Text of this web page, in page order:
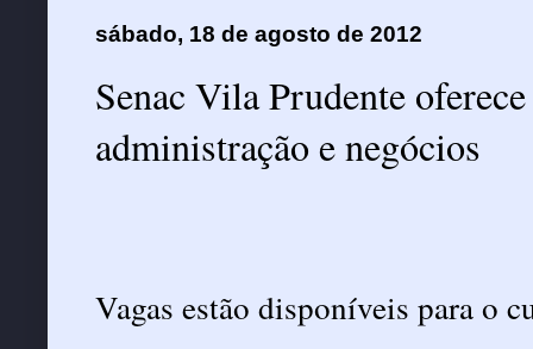
sábado, 18 de agosto de 2012
Senac Vila Prudente
administração e negócios
Vagas estão disponíveis para o